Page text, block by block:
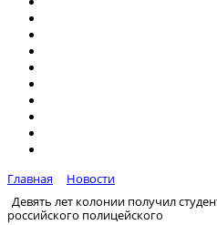
Главная
Новости
Девять лет колонии получил
российского полицейского